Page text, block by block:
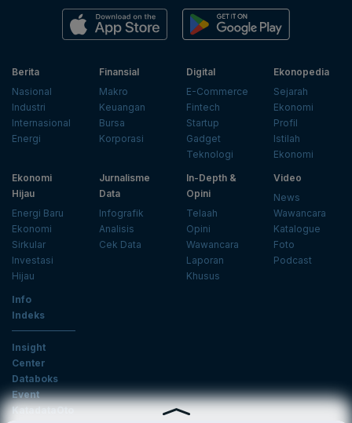
Berita
Nasional
Industri
Internasional
Energi
Finansial
Makro
Keuangan
Bursa
Korporasi
Digital
E-Commerce
Fintech
Startup
Gadget
Teknologi
Ekonopedia
Sejarah
Ekonomi
Profil
Istilah
Ekonomi
Ekonomi
Hijau
Energi Baru
Ekonomi
Sirkular
Investasi
Hijau
Jurnalisme
Data
Infografik
Analisis
Cek Data
In-Depth &
Opini
Telaah
Opini
Wawancara
Laporan
Khusus
Video
News
Wawancara
Katalogue
Foto
Podcast
Info
Indeks
Insight
Center
Databoks
Event
KatadataOto